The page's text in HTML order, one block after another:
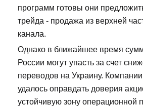
программ готовы они
трейда - продажа из верхней
канала.
Однако в ближайшее время
России могут упасть за счет
переводов на Украину.
удалось оправдать доверия
устойчивую зону операционной